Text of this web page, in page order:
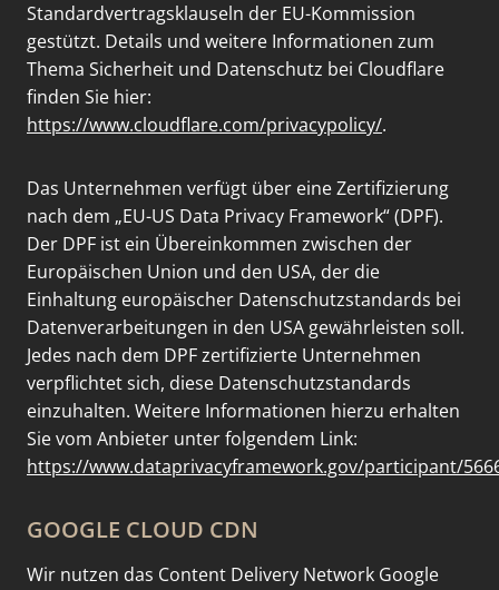
Standardvertragsklauseln der EU-Kommission
gestützt. Details und weitere Informationen zum
Thema Sicherheit und Datenschutz bei Cloudflare
finden Sie hier:
https://www.cloudflare.com/privacypolicy/.
Das Unternehmen verfügt über eine Zertifizierung
nach dem „EU-US Data Privacy Framework“ (DPF).
Der DPF ist ein Übereinkommen zwischen der
Europäischen Union und den USA, der die
Einhaltung europäischer Datenschutzstandards bei
Datenverarbeitungen in den USA gewährleisten soll.
Jedes nach dem DPF zertifizierte Unternehmen
verpflichtet sich, diese Datenschutzstandards
einzuhalten. Weitere Informationen hierzu erhalten
Sie vom Anbieter unter folgendem Link:
https://www.dataprivacyframework.gov/participant/
GOOGLE CLOUD CDN
Wir nutzen das Content Delivery Network Google